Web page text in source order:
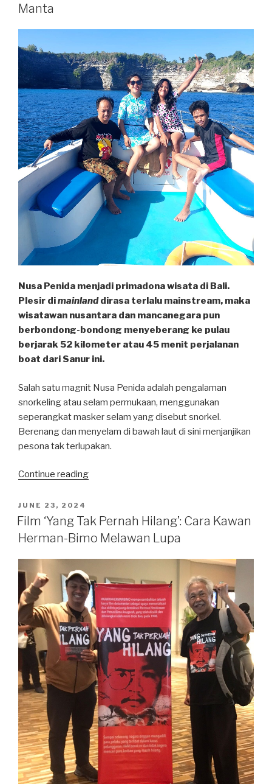
di
Penida”
Manta
Nusa Penida menjadi primadona wisata di Bali.
Plesir dimainlanddirasa terlalu mainstream, maka
wisatawan nusantara dan mancanegara pun
berbondong-bondong menyeberang ke pulau
berjarak 52 kilometer atau 45 menit perjalanan
boat dari Sanur ini.
Salah satu magnit Nusa Penida adalah pengalaman
snorkeling atau selam permukaan, menggunakan
seperangkat masker selam yang disebut snorkel.
Berenang dan menyelam di bawah laut di sini menjanjikan
pesona tak terlupakan.
Continue reading“Pesona
Snorkeling
Manta”
POSTED
ON
JUNE 23, 2024
Film ‘Yang Tak Pernah Hilang’: Cara Kawan
Herman-Bimo Melawan Lupa